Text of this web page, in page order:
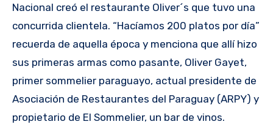
Nacional creó el restaurante Oliver´s que tuvo una
concurrida clientela. “Hacíamos 200 platos por día”
recuerda de aquella época y menciona que allí hizo
sus primeras armas como pasante, Oliver Gayet,
primer sommelier paraguayo, actual presidente de
Asociación de Restaurantes del Paraguay (ARPY) y
propietario de El Sommelier, un bar de vinos.